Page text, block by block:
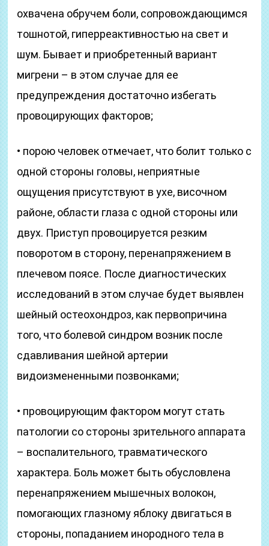
охвачена обручем боли, сопровождающимся
тошнотой, гиперреактивностью на свет и
шум. Бывает и приобретенный вариант
мигрени – в этом случае для ее
предупреждения достаточно избегать
провоцирующих факторов;
• порою человек отмечает, что болит только с
одной стороны головы, неприятные
ощущения присутствуют в ухе, височном
районе, области глаза с одной стороны или
двух. Приступ провоцируется резким
поворотом в сторону, перенапряжением в
плечевом поясе. После диагностических
исследований в этом случае будет выявлен
шейный остеохондроз, как первопричина
того, что болевой синдром возник после
сдавливания шейной артерии
видоизмененными позвонками;
• провоцирующим фактором могут стать
патологии со стороны зрительного аппарата
– воспалительного, травматического
характера. Боль может быть обусловлена
перенапряжением мышечных волокон,
помогающих глазному яблоку двигаться в
стороны, попаданием инородного тела в